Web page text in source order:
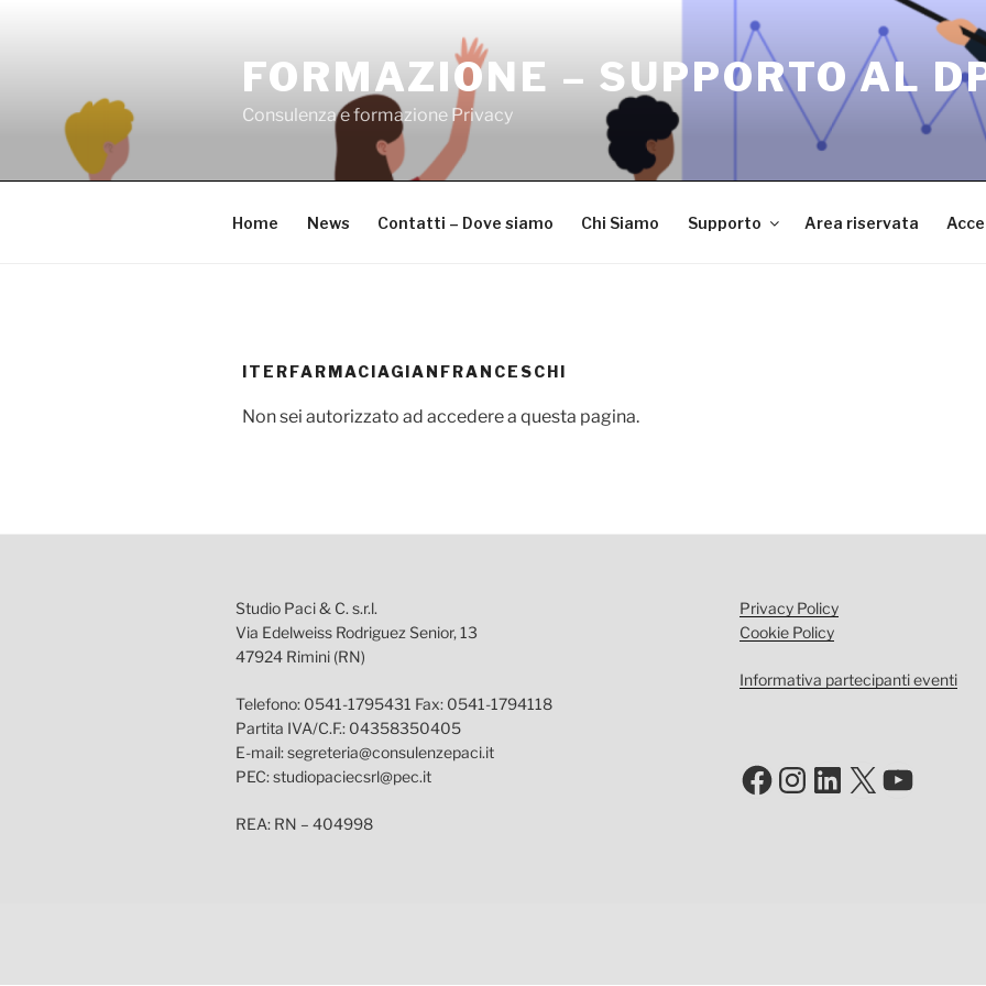
FORMAZIONE – SUPPORTO AL
Consulenza e formazione Privacy
Home News Contatti – Dove siamo Chi Siamo Supporto Area riservata
ITERFARMACIAGIANFRANCESCHI
Non sei autorizzato ad accedere a questa pagina.
Studio Paci & C. s.r.l.
Via Edelweiss Rodriguez Senior, 13
47924 Rimini (RN)
Telefono: 0541-1795431 Fax: 0541-1794118
Partita IVA/C.F.: 04358350405
E-mail: segreteria@consulenzepaci.it
PEC: studiopaciecsrl@pec.it
REA: RN – 404998
Privacy Policy
Cookie Policy
Informativa partecipanti eventi
Facebook
Instagram
LinkedIn
X